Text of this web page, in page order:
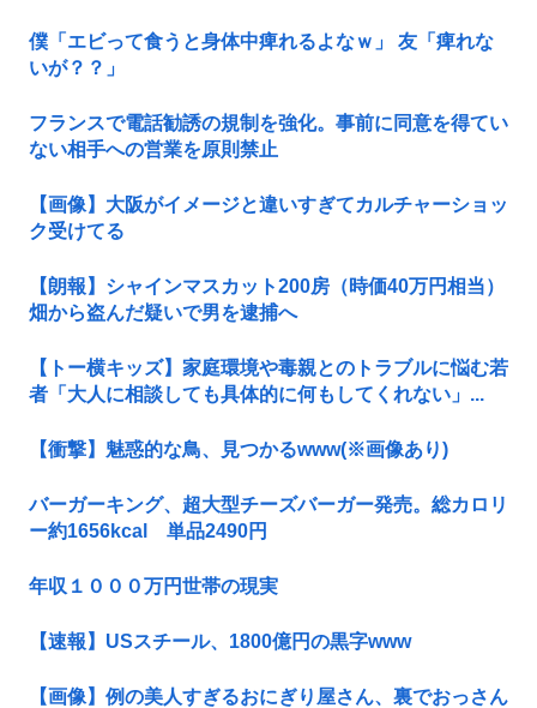
僕「エビって食うと身体中痺れるよなｗ」 友「痺れな
いが？？」
フランスで電話勧誘の規制を強化。事前に同意を得てい
ない相手への営業を原則禁止
【画像】大阪がイメージと違いすぎてカルチャーショッ
ク受けてる
【朗報】シャインマスカット200房（時価40万円相当）
畑から盗んだ疑いで男を逮捕へ
【トー横キッズ】家庭環境や毒親とのトラブルに悩む若
者「大人に相談しても具体的に何もしてくれない」...
【衝撃】魅惑的な鳥、見つかるwww(※画像あり)
バーガーキング、超大型チーズバーガー発売。総カロリ
ー約1656kcal 単品2490円
年収１０００万円世帯の現実
【速報】USスチール、1800億円の黒字www
【画像】例の美人すぎるおにぎり屋さん、裏でおっさん